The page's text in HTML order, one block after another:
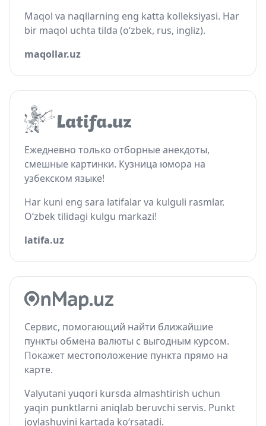
Maqol va naqllarning eng katta kolleksiyasi. Har
bir maqol uchta tilda (o‘zbek, rus, ingliz).
maqollar.uz
Ежедневно только отборные анекдоты,
смешные картинки. Кузница юмора на
узбекском языке!
Har kuni eng sara latifalar va kulguli rasmlar.
O‘zbek tilidagi kulgu markazi!
latifa.uz
Сервис, помогающий найти ближайшие
пункты обмена валюты с выгодным курсом.
Покажет местоположение пункта прямо на
карте.
Valyutani yuqori kursda almashtirish uchun
yaqin punktlarni aniqlab beruvchi servis. Punkt
joylashuvini kartada ko‘rsatadi.